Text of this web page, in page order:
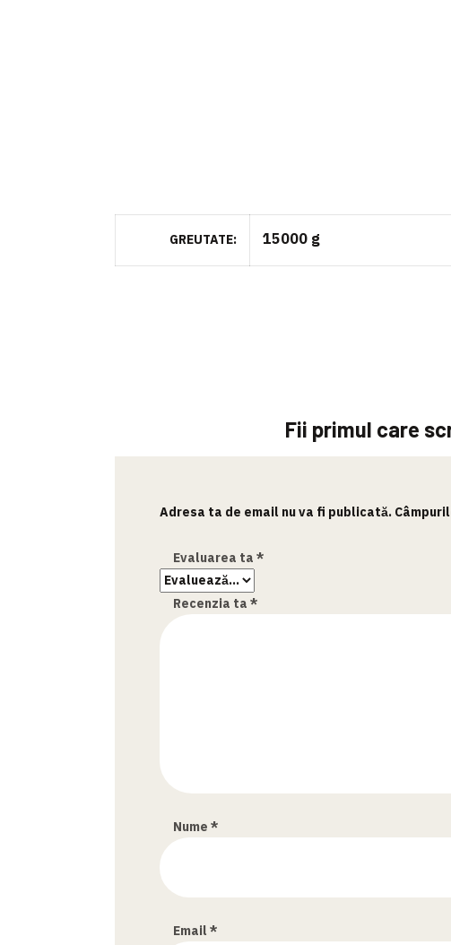
GREUTATE 15000 g
Fii primul care
Adresa ta de email nu va fi publicată.
Evaluarea ta*
Recenzia ta*
Nume*
Email*